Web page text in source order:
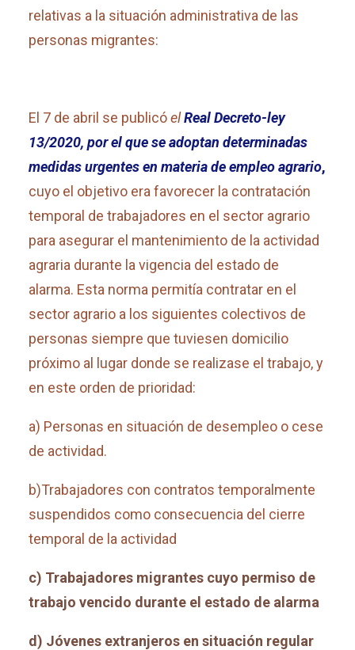
relativas a la situación administrativa de las
personas migrantes:
El 7 de abril se publicóelReal Decreto-ley
13/2020, por el que se adoptan determinadas
medidas urgentes en materia de empleo agrario,
cuyo el objetivo era favorecer la contratación
temporal de trabajadores en el sector agrario
para asegurar el mantenimiento de la actividad
agraria durante la vigencia del estado de
alarma. Esta norma permitía contratar en el
sector agrario a los siguientes colectivos de
personas siempre que tuviesen domicilio
próximo al lugar donde se realizase el trabajo, y
en este orden de prioridad:
a) Personas en situación de desempleo o cese
de actividad.
b)Trabajadores con contratos temporalmente
suspendidos como consecuencia del cierre
temporal de la actividad
c) Trabajadores migrantes cuyo permiso de
trabajo vencido durante el estado de alarma
d) Jóvenes extranjeros en situación regular